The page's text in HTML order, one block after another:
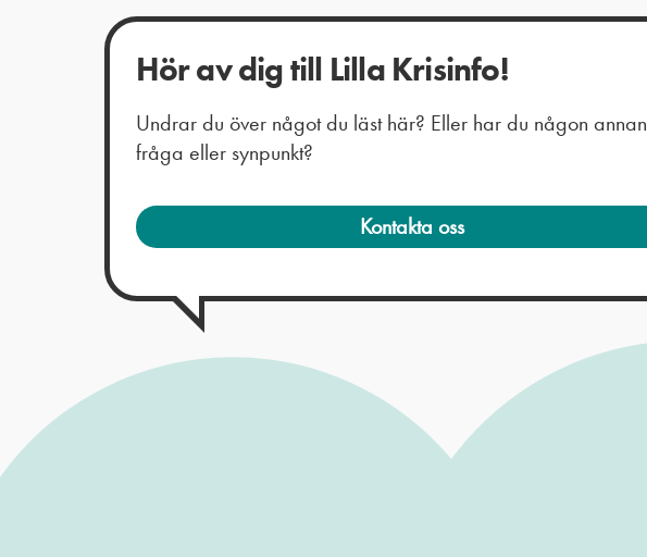
Hör av dig till Lilla Krisinfo!
Undrar du över något du läst här? Eller har du någon annan
fråga eller synpunkt?
Kontakta oss